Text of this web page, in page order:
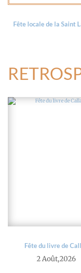
Fête locale de la Saint
Fête du livre de
2 Août,2026